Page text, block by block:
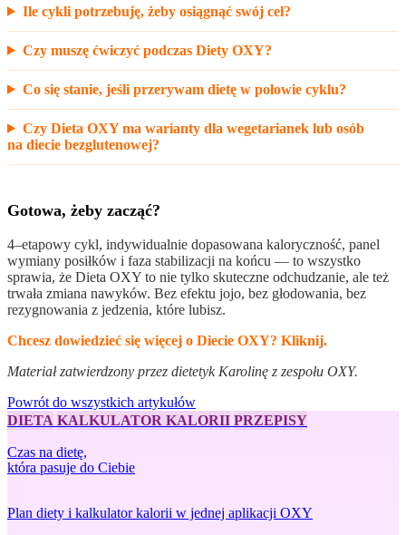
Ile cykli potrzebuję, żeby osiągnąć swój cel?
Czy muszę ćwiczyć podczas Diety OXY?
Co się stanie, jeśli przerywam dietę w połowie cyklu?
Czy Dieta OXY ma warianty dla wegetarianek lub osób
na diecie bezglutenowej?
Gotowa, żeby zacząć?
4–etapowy cykl, indywidualnie dopasowana kaloryczność, panel
wymiany posiłków i faza stabilizacji na końcu — to wszystko
sprawia, że Dieta OXY to nie tylko skuteczne odchudzanie, ale też
trwała zmiana nawyków. Bez efektu jojo, bez głodowania, bez
rezygnowania z jedzenia, które lubisz.
Chcesz dowiedzieć się więcej o Diecie OXY? Kliknij.
Materiał zatwierdzony przez dietetyk Karolinę z zespołu OXY.
Powrót do wszystkich artykułów
DIETA KALKULATOR KALORII PRZEPISY
Czas na dietę,
która pasuje do Ciebie
Plan diety i kalkulator kalorii w jednej aplikacji OXY